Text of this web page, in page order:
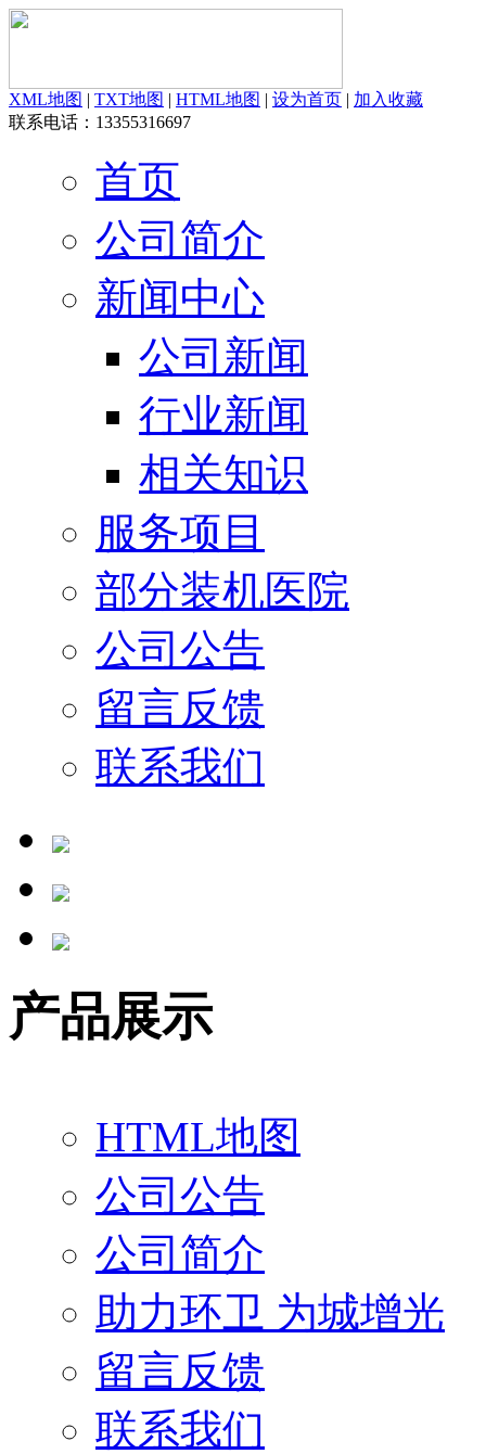
XML地图 | TXT地图 | HTML地图 | 设为首页 | 加入收藏
联系电话：13355316697
首页
公司简介
新闻中心
公司新闻
行业新闻
相关知识
服务项目
部分装机医院
公司公告
留言反馈
联系我们
产品展示
HTML地图
公司公告
公司简介
助力环卫 为城增光
留言反馈
联系我们